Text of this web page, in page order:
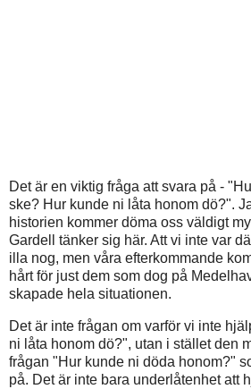
Det är en viktig fråga att svara på -
ske? Hur kunde ni låta honom dö?".
historien kommer döma oss väldigt
Gardell tänker sig här. Att vi inte var
illa nog, men våra efterkommande
hårt för just dem som dog på
skapade hela situationen.
Det är inte frågan om varför vi inte
ni låta honom dö?", utan i stället den
frågan "Hur kunde ni döda honom?"
på. Det är inte bara underlåtenhet att